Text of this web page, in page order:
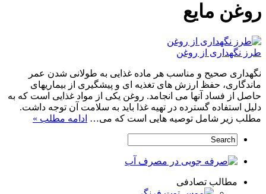
روغن مایع
طرز نگهداری از روغن
نگهداری صحیح و مناسب هر ماده غذایی به طولانی شدن عمر
ماندگاری، حفظ ارزش های تغذیه ای و پیشگیری از بیماریهای
حاصل از فساد آنها می انجامد. روغن یکی از مواد غذایی است که به
دلیل استفاده گسترده در تهیه غذا باید به سلامت آن توجه داشت.
مطلب زیر شامل توصیه هایی است که می… ادامه مطلب »
مطالب تصادفی